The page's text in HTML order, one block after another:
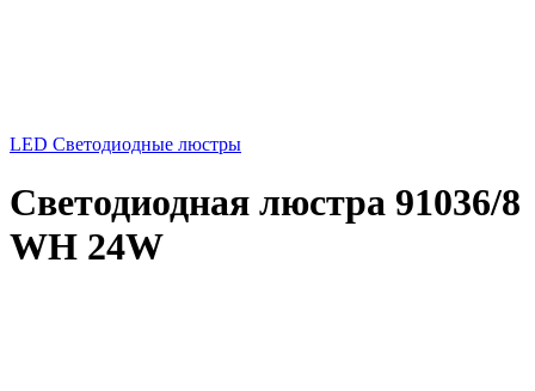
LED Светодиодные люстры
Светодиодная люстра 91036/8
WH 24W